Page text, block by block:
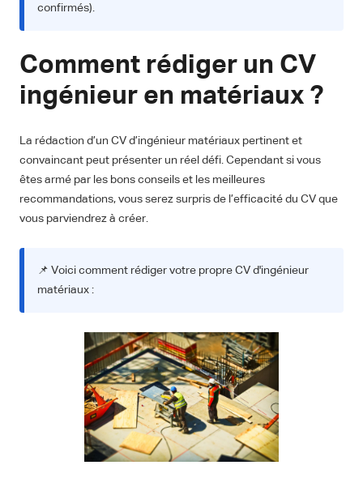
confirmés).
Comment rédiger un CV
ingénieur en matériaux ?
La rédaction d’un CV d’ingénieur matériaux pertinent et
convaincant peut présenter un réel défi. Cependant si vous
êtes armé par les bons conseils et les meilleures
recommandations, vous serez surpris de l’efficacité du CV que
vous parviendrez à créer.
📌 Voici comment rédiger votre propre CV d'ingénieur
matériaux :